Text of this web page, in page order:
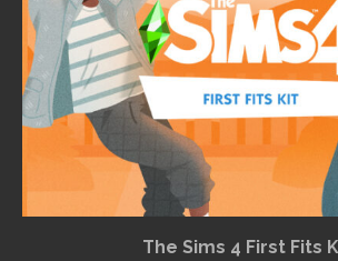
The Sims 4 First Fits